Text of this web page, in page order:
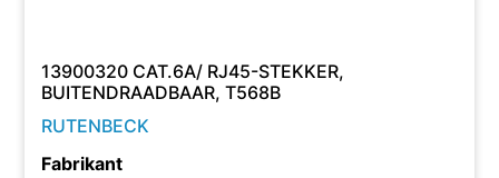
13900320 CAT.6A/ RJ45-STEKKER,
BUITENDRAADBAAR, T568B
RUTENBECK
Fabrikant